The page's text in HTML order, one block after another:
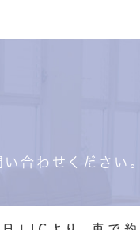
合わせください。